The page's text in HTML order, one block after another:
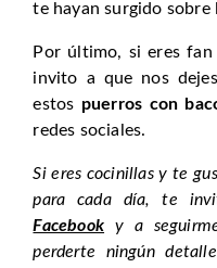
te hayan surgido sobre
Por último, si eres fan
invito a que nos
estos puerros con
redes sociales.
Si eres cocinillas y te
para cada día, te
Facebook y a
perderte ningún